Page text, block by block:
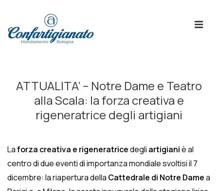
Principale
ATTUALITA’ – Notre Dame e Teatro
alla Scala: la forza creativa e
rigeneratrice degli artigiani
Laforza creativa e rigeneratricedegli artigianiè al
centro di due eventi di importanza mondiale svoltisi il 7
dicembre: la riapertura della Cattedrale di Notre Damea